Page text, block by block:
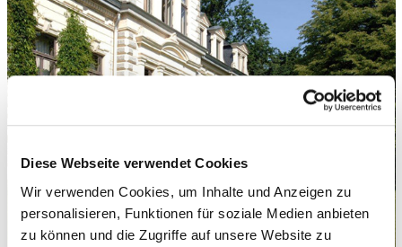
Diese Webseite verwendet Cookies
Wir verwenden Cookies, um Inhalte und Anzeigen zu
personalisieren, Funktionen für soziale Medien anbieten
zu können und die Zugriffe auf unsere Website zu